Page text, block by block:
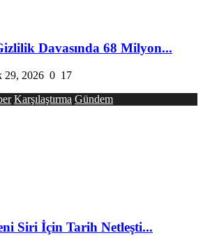
Davasında 68 Milyon...
29, 2026 0 17
Karşılaştırma Gündem
Siri İçin Tarih Netleşti...